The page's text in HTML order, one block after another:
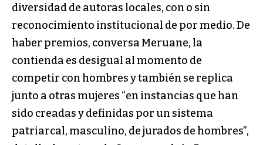
diversidad de autoras locales, con o sin
reconocimiento institucional de por medio. De
haber premios, conversa Meruane, la
contienda es desigual al momento de
competir con hombres y también se replica
junto a otras mujeres “en instancias que han
sido creadas y definidas por un sistema
patriarcal, masculino, de jurados de hombres”,